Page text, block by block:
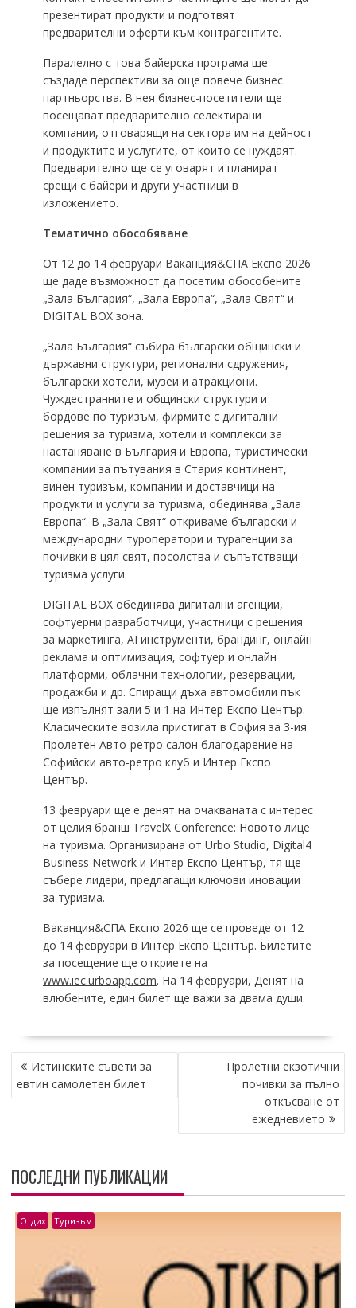
презентират продукти и подготвят
предварителни оферти към контрагентите.
Паралелно с това байерска програма ще
създаде перспективи за още повече бизнес
партньорства. В нея бизнес-посетители ще
посещават предварително селектирани
компании, отговарящи на сектора им на дейност
и продуктите и услугите, от които се нуждаят.
Предварително ще се уговарят и планират
срещи с байери и други участници в
изложението.
Тематично обособяване
От 12 до 14 февруари Ваканция&СПА Експо 2026
ще даде възможност да посетим обособените
„Зала България“, „Зала Европа“, „Зала Свят“ и
DIGITAL BOX зона.
„Зала България“ събира български общински и
държавни структури, регионални сдружения,
български хотели, музеи и атракциони.
Чуждестранните и общински структури и
бордове по туризъм, фирмите с дигитални
решения за туризма, хотели и комплекси за
настаняване в България и Европа, туристически
компании за пътувания в Стария континент,
винен туризъм, компании и доставчици на
продукти и услуги за туризма, обединява „Зала
Европа“. В „Зала Свят“ откриваме български и
международни туроператори и турагенции за
почивки в цял свят, посолства и съпътстващи
туризма услуги.
DIGITAL BOX обединява дигитални агенции,
софтуерни разработчици, участници с решения
за маркетинга, AI инструменти, брандинг, онлайн
реклама и оптимизация, софтуер и онлайн
платформи, облачни технологии, резервации,
продажби и др. Спиращи дъха автомобили пък
ще изпълнят зали 5 и 1 на Интер Експо Център.
Класическите возила пристигат в София за 3-ия
Пролетен Авто-ретро салон благодарение на
Софийски авто-ретро клуб и Интер Експо
Център.
13 февруари ще е денят на очакваната с интерес
от целия бранш TravelX Conference: Новото лице
на туризма. Организирана от Urbo Studio, Digital4
Business Network и Интер Експо Център, тя ще
събере лидери, предлагащи ключови иновации
за туризма.
Ваканция&СПА Експо 2026 ще се проведе от 12
до 14 февруари в Интер Експо Център. Билетите
за посещение ще откриете на
www.iec.urboapp.com. На 14 февруари, Денят на
влюбените, един билет ще важи за двама души.
НАВИГАЦИЯ
Истинските съвети за
евтин самолетен билет
Пролетни екзотични
почивки за пълно
откъсване от
ежедневието
ПОСЛЕДНИ ПУБЛИКАЦИИ
Отдих Туризъм